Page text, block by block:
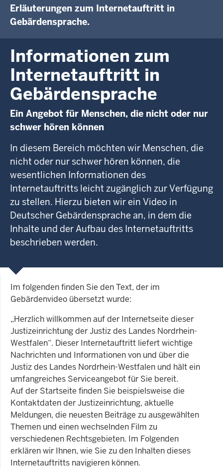
Erläuterungen zum Internetauftritt in
Gebärdensprache.
Informationen zum
Internetauftritt in
Gebärdensprache
Ein Angebot für Menschen, die nicht oder nur
schwer hören können
In diesem Bereich möchten wir Menschen, die
nicht oder nur schwer hören können, die
wesentlichen Informationen des
Internetauftritts leicht zugänglich zur Verfügung
zu stellen. Hierzu bieten wir ein Video in
Deutscher Gebärdensprache an, in dem die
Inhalte und der Aufbau des Internetauftritts
beschrieben werden.
Im folgenden finden Sie den Text, der im
Gebärdenvideo übersetzt wurde:
„Herzlich willkommen auf der Internetseite dieser
Justizeinrichtung der Justiz des Landes Nordrhein-
Westfalen“. Dieser Internetauftritt liefert wichtige
Nachrichten und Informationen von und über die
Justiz des Landes Nordrhein-Westfalen und hält ein
umfangreiches Serviceangebot für Sie bereit.
Auf der Startseite finden Sie beispielsweise die
Kontaktdaten der Justizeinrichtung, aktuelle
Meldungen, die neuesten Beiträge zu ausgewählten
Themen und einen wechselnden Film zu
verschiedenen Rechtsgebieten. Im Folgenden
erklären wir Ihnen, wie Sie zu den Inhalten dieses
Internetauftritts navigieren können.